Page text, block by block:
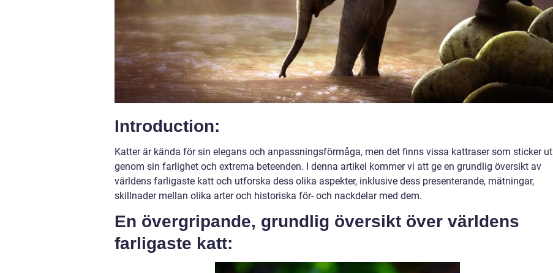
Introduction:
Katter är kända för sin elegans och anpassningsförmåga, men det finns vissa kattraser som sticker ut
genom sin farlighet och extrema beteenden. I denna artikel kommer vi att ge en grundlig översikt av
världens farligaste katt och utforska dess olika aspekter, inklusive dess presenterande, mätningar,
skillnader mellan olika arter och historiska för- och nackdelar med dem.
En övergripande, grundlig översikt över världens
farligaste katt: